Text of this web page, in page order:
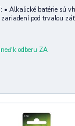
• Alkalické batérie sú
pod trvalou
Hmotnos
k odberu ZA